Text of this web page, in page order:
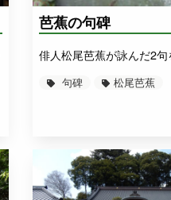
芭蕉の句碑
俳人松尾芭蕉が詠んだ2
句碑 松尾芭蕉